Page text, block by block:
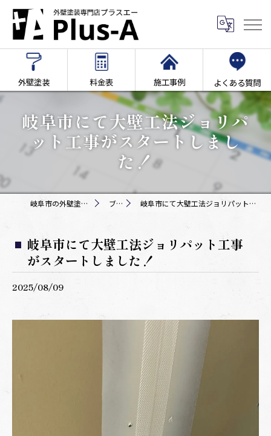
外壁塗装 料金表 施工事例 よくある質問
岐阜市にて大壁工法ジョリパ
ット工事がスタートしまし
た！
岐阜市の外壁塗装専門店Plus-A ブログ 岐阜市にて大壁工法ジョリパット工事がスタートしました！
岐阜市にて大壁工法ジョリパット工事
がスタートしました！
2025/08/09